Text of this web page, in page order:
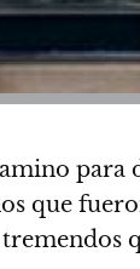
para
que